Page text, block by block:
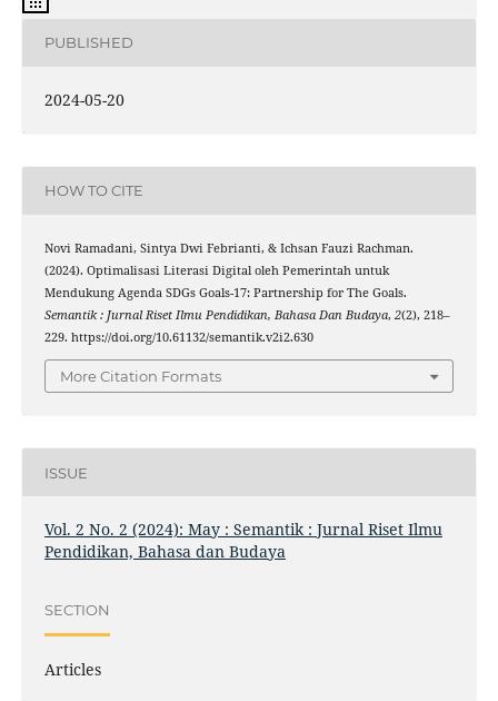
PUBLISHED
2024-05-20
HOW TO CITE
Novi Ramadani, Sintya Dwi Febrianti, & Ichsan Fauzi Rachman.
(2024). Optimalisasi Literasi Digital oleh Pemerintah untuk
Mendukung Agenda SDGs Goals-17: Partnership for The Goals.
Semantik : Jurnal Riset Ilmu Pendidikan, Bahasa Dan Budaya, 2(2), 218–
229. https://doi.org/10.61132/semantik.v2i2.630
More Citation Formats
ISSUE
Vol. 2 No. 2 (2024): May : Semantik : Jurnal Riset Ilmu
Pendidikan, Bahasa dan Budaya
SECTION
Articles